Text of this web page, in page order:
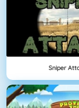
Sniper